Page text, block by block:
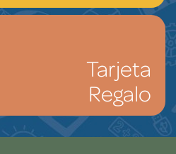
Tarjeta
Regalo